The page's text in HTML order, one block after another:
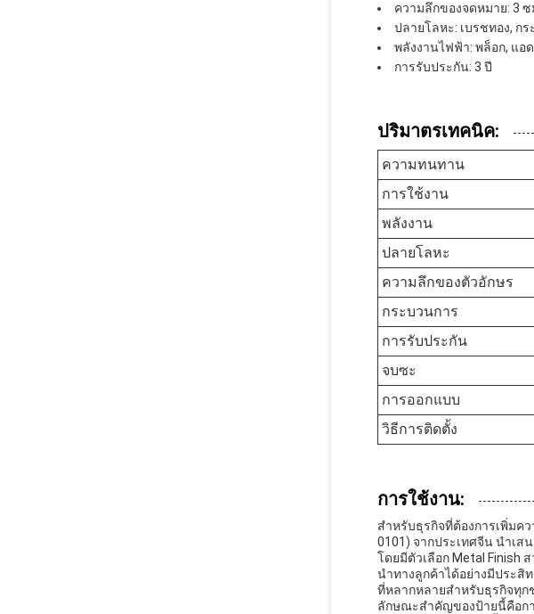
ความลึกของจดหมาย: 3 ซ
ปลายโลหะ: เบรชทอง, กร
พลังงานไฟฟ้า: พล็อก, แอ
การรับประกัน: 3 ปี
ปริมาตรเทคนิค:
ความทนทาน
การใช้งาน
พลังงาน
ปลายโลหะ
ความลึกของตัวอักษร
กระบวนการ
การรับประกัน
จบซะ
การออกแบบ
วิธีการติดตั้ง
การใช้งาน:
สําหรับธุรกิจที่ต้องการเพิ่มค
0101) จากประเทศจีน นําเ
โดยมีตัวเลือก Metal Finish
นําทางลูกค้าได้อย่างมีประสิ
ที่หลากหลายสําหรับธุรกิจทุก
ลักษณะสําคัญของป้ายนี้คือกา